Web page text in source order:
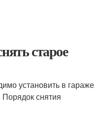
старое
установить в гараже
снятия